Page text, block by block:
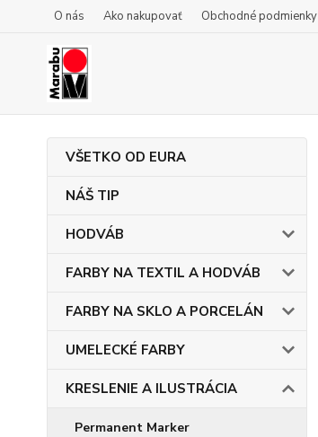
O nás Ako nakupovať Obchodné podmienky
VŠETKO OD EURA
NÁŠ TIP
HODVÁB
FARBY NA TEXTIL A HODVÁB
FARBY NA SKLO A PORCELÁN
UMELECKÉ FARBY
KRESLENIE A ILUSTRÁCIA
Permanent Marker